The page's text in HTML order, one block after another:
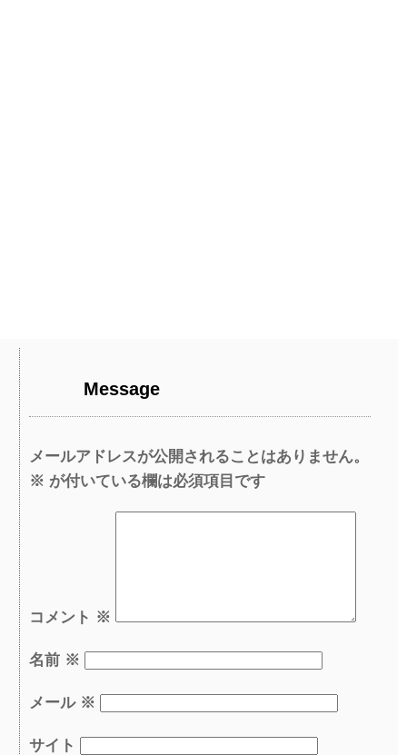
Message
メールアドレスが公開されることはありません。
※ が付いている欄は必須項目です
コメント ※
名前 ※
メール ※
サイト